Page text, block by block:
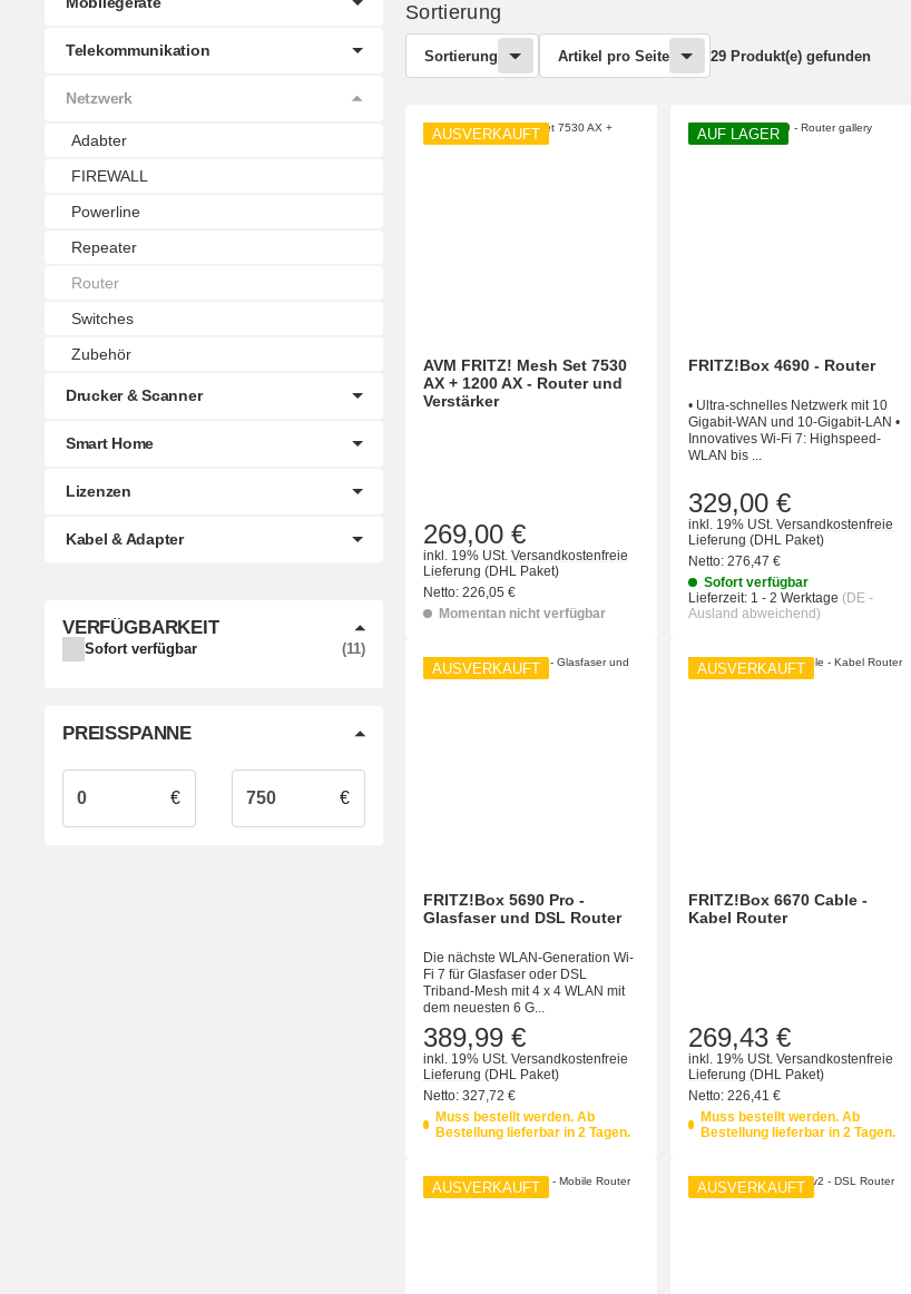
Sortierung
Sortierung Artikel pro Seite 29 Produkt(e) gefunden
AUSVERKAUFT
AVM FRITZ! Mesh Set 7530
AX + 1200 AX - Router und
Verstärker
269,00 €
inkl. 19% USt. Versandkostenfreie
Lieferung (DHL Paket)
Netto: 226,05 €
Momentan nicht verfügbar
AUF LAGER
FRITZ!Box 4690 - Router
• Ultra-schnelles Netzwerk mit 10
Gigabit-WAN und 10-Gigabit-LAN •
Innovatives Wi-Fi 7: Highspeed-
WLAN bis ...
329,00 €
inkl. 19% USt. Versandkostenfreie
Lieferung (DHL Paket)
Netto: 276,47 €
Sofort verfügbar
Lieferzeit: 1 - 2 Werktage (DE -
Ausland abweichend)
AUSVERKAUFT
FRITZ!Box 5690 Pro -
Glasfaser und DSL Router
Die nächste WLAN-Generation Wi-
Fi 7 für Glasfaser oder DSL
Triband-Mesh mit 4 x 4 WLAN mit
dem neuesten 6 G...
389,99 €
inkl. 19% USt. Versandkostenfreie
Lieferung (DHL Paket)
Netto: 327,72 €
Muss bestellt werden. Ab
Bestellung lieferbar in 2 Tagen.
AUSVERKAUFT
FRITZ!Box 6670 Cable -
Kabel Router
269,43 €
inkl. 19% USt. Versandkostenfreie
Lieferung (DHL Paket)
Netto: 226,41 €
Muss bestellt werden. Ab
Bestellung lieferbar in 2 Tagen.
AUSVERKAUFT AUSVERKAUFT
Telekommunikation
Netzwerk
Adabter
FIREWALL
Powerline
Repeater
Router
Switches
Zubehör
Drucker & Scanner
Smart Home
Lizenzen
Kabel & Adapter
VERFÜGBARKEIT
Sofort verfügbar 11
ARTIKEL GEFUNDEN
PREISSPANNE
€ €